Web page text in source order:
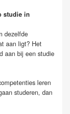
studie in
dezelfde
aan ligt? Het
aan bij een studie
leren
studeren, dan